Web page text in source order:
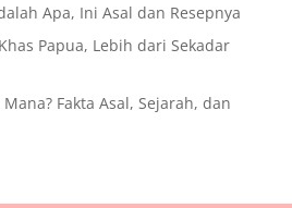
Apa, Ini Asal dan Resepnya
Papua, Lebih dari Sekadar
Fakta Asal, Sejarah, dan